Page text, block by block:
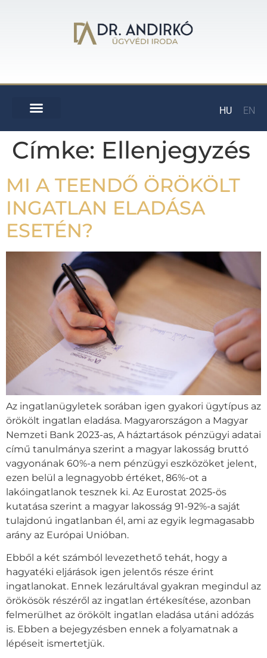
HU EN
Címke: Ellenjegyzés
MI A TEENDŐ ÖRÖKÖLT
INGATLAN ELADÁSA
ESETÉN?
Az ingatlanügyletek sorában igen gyakori ügytípus az
örökölt ingatlan eladása. Magyarországon a Magyar
Nemzeti Bank 2023-as, A háztartások pénzügyi adatai
című tanulmánya szerint a magyar lakosság bruttó
vagyonának 60%-a nem pénzügyi eszközöket jelent,
ezen belül a legnagyobb értéket, 86%-ot a
lakóingatlanok tesznek ki. Az Eurostat 2025-ös
kutatása szerint a magyar lakosság 91-92%-a saját
tulajdonú ingatlanban él, ami az egyik legmagasabb
arány az Európai Unióban.
Ebből a két számból levezethető tehát, hogy a
hagyatéki eljárások igen jelentős része érint
ingatlanokat. Ennek lezárultával gyakran megindul az
örökösök részéről az ingatlan értékesítése, azonban
felmerülhet az örökölt ingatlan eladása utáni adózás
is. Ebben a bejegyzésben ennek a folyamatnak a
lépéseit ismertetjük.